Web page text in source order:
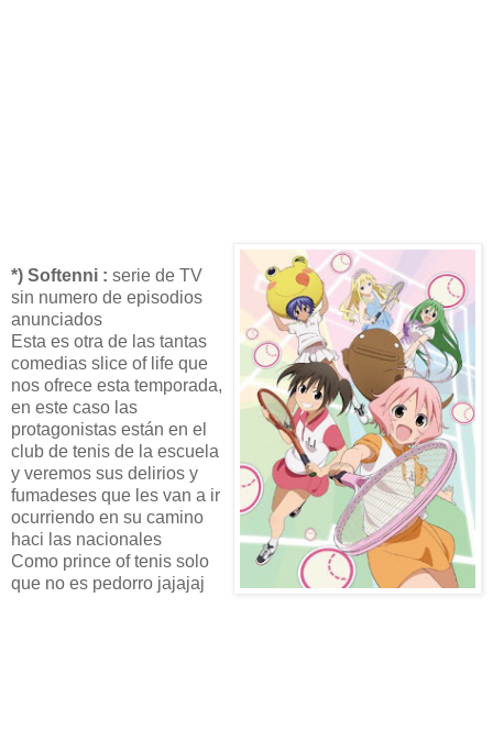
*) Softenni : serie de TV
sin numero de episodios
anunciados
Esta es otra de las tantas
comedias slice of life que
nos ofrece esta temporada,
en este caso las
protagonistas están en el
club de tenis de la escuela
y veremos sus delirios y
fumadeses que les van a ir
ocurriendo en su camino
haci las nacionales
Como prince of tenis solo
que no es pedorro jajajaj